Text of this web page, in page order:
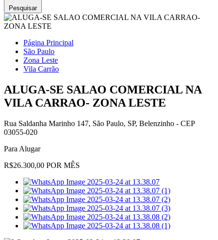
Pesquisar
Página Principal
São Paulo
Zona Leste
Vila Carrão
ALUGA-SE SALAO COMERCIAL NA
VILA CARRAO- ZONA LESTE
Rua Saldanha Marinho 147, São Paulo, SP, Belenzinho - CEP
03055-020
Para Alugar
R$26.300,00 POR MÊS